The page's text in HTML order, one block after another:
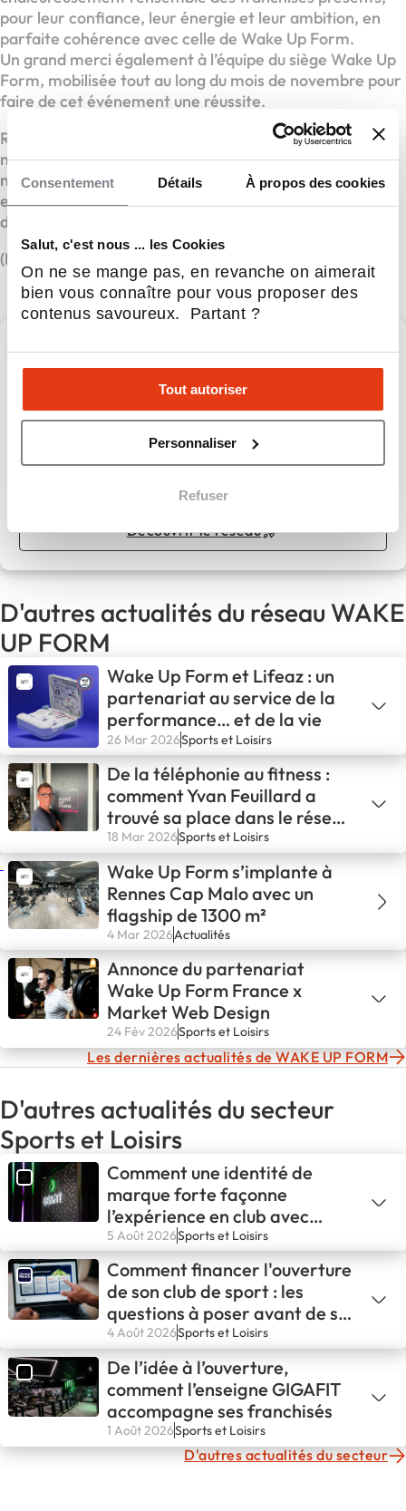
Consentement Détails À propos des cookies
Salut, c'est nous ... les Cookies
On ne se mange pas, en revanche on aimerait
bien vous connaître pour vous proposer des
contenus savoureux. Partant ?
Tout autoriser
Personnaliser
Refuser
pour leur confiance, leur énergie et leur ambition, en
parfaite cohérence avec celle de Wake Up Form.
Un grand merci également à l’équipe du siège Wake Up
Form, mobilisée tout au long du mois de novembre pour
faire de cet événement une réussite.
Réunir à nouveau toute cette communauté a renforcé
nos liens, nourri notre vision collective et confirmé
notre volonté d’avancer ensemble, avec exigence et
enthousiasme, vers les prochaines étapes du
développement du réseau.
(Photos à venir – crédits : Jean-Luc Zéphir)
WAKE UP FORM
WAKE UP FORM,
Réalisez votre rêve, ouvrez votre club !
Découvrir le réseau
D'autres actualités du réseau WAKE
UP FORM
Wake Up Form et Lifeaz : un
partenariat au service de la
performance… et de la vie
26 Mar 2026Sports et Loisirs
De la téléphonie au fitness :
comment Yvan Feuillard a
trouvé sa place dans le réseau
Wake Up Form
18 Mar 2026Sports et Loisirs
Wake Up Form s’implante à
Rennes Cap Malo avec un
flagship de 1300 m²
4 Mar 2026Actualités
Annonce du partenariat
Wake Up Form France x
Market Web Design
24 Fév 2026Sports et Loisirs
Les dernières actualités de WAKE UP FORM
D'autres actualités du secteur
Sports et Loisirs
Comment une identité de
marque forte façonne
l’expérience en club avec
GIGAFIT
5 Août 2026Sports et Loisirs
Comment financer l'ouverture
de son club de sport : les
questions à poser avant de se
lancer
4 Août 2026Sports et Loisirs
De l’idée à l’ouverture,
comment l’enseigne GIGAFIT
accompagne ses franchisés
1 Août 2026Sports et Loisirs
D'autres actualités du secteur